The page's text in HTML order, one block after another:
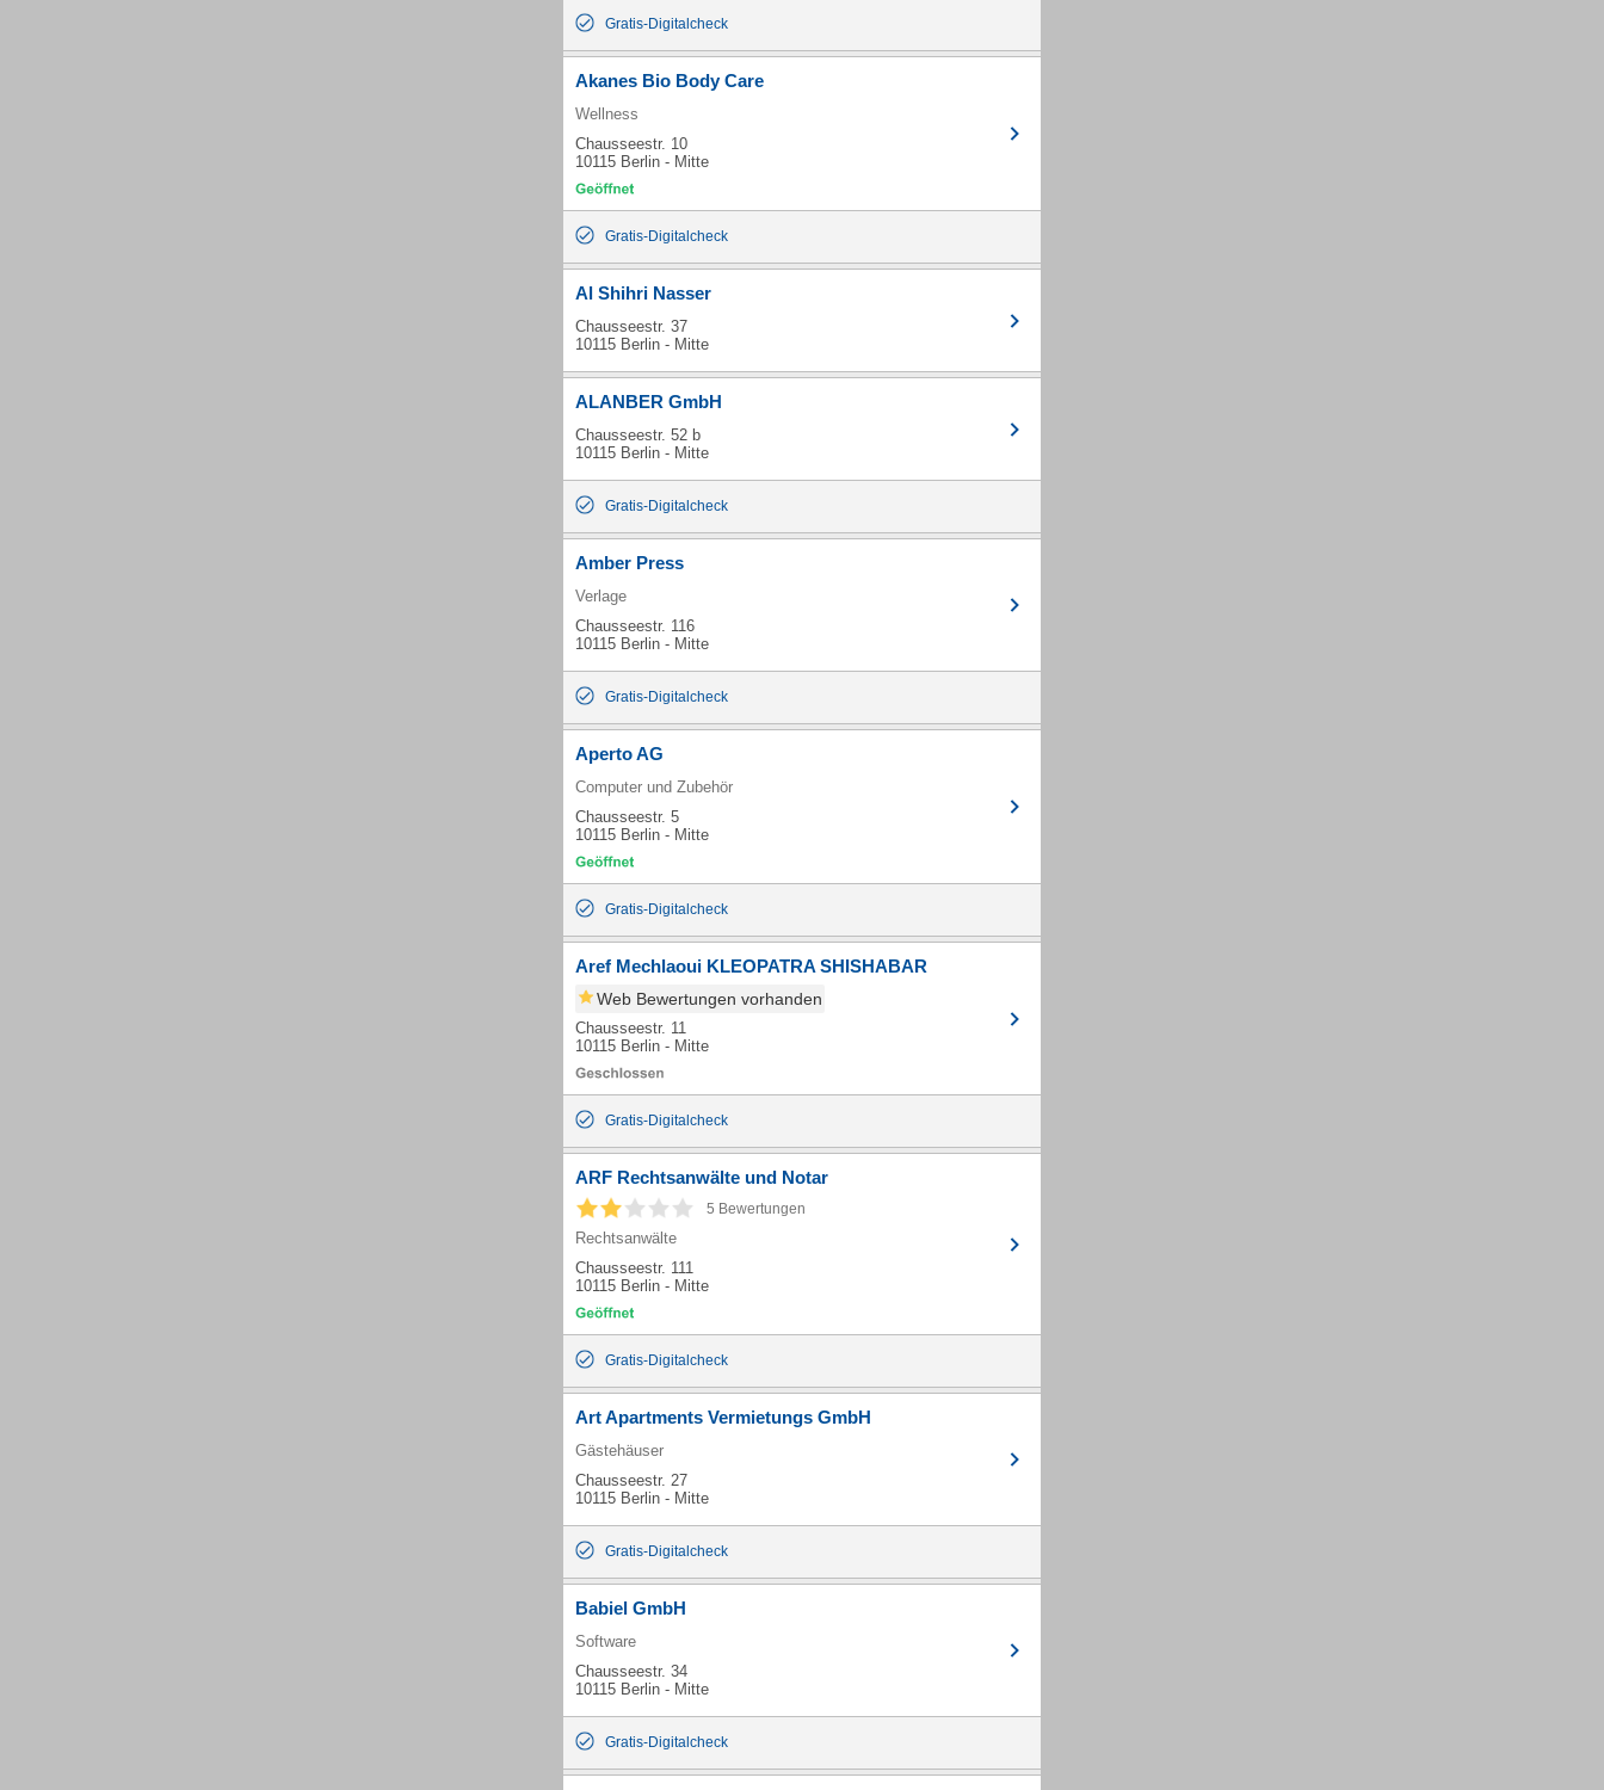
Gratis-Digitalcheck
Akanes Bio Body Care
Wellness
Chausseestr. 10
10115 Berlin - Mitte
Gratis-Digitalcheck
Al Shihri Nasser
Chausseestr. 37
10115 Berlin - Mitte
ALANBER GmbH
Chausseestr. 52 b
10115 Berlin - Mitte
Gratis-Digitalcheck
Amber Press
Verlage
Chausseestr. 116
10115 Berlin - Mitte
Gratis-Digitalcheck
Aperto AG
Computer und Zubehör
Chausseestr. 5
10115 Berlin - Mitte
Gratis-Digitalcheck
Aref Mechlaoui KLEOPATRA SHISHABAR
Web Bewertungen vorhanden
Chausseestr. 11
10115 Berlin - Mitte
Gratis-Digitalcheck
ARF Rechtsanwälte und Notar
5 Bewertungen
Rechtsanwälte
Chausseestr. 111
10115 Berlin - Mitte
Gratis-Digitalcheck
Art Apartments Vermietungs GmbH
Gästehäuser
Chausseestr. 27
10115 Berlin - Mitte
Gratis-Digitalcheck
Babiel GmbH
Software
Chausseestr. 34
10115 Berlin - Mitte
Gratis-Digitalcheck